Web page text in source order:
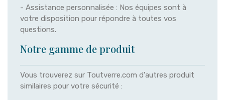
- Assistance personnalisée : Nos équipes sont à
votre disposition pour répondre à toutes vos
questions.
Notre gamme de produit
Vous trouverez sur Toutverre.com d'autres produit
similaires pour votre sécurité :